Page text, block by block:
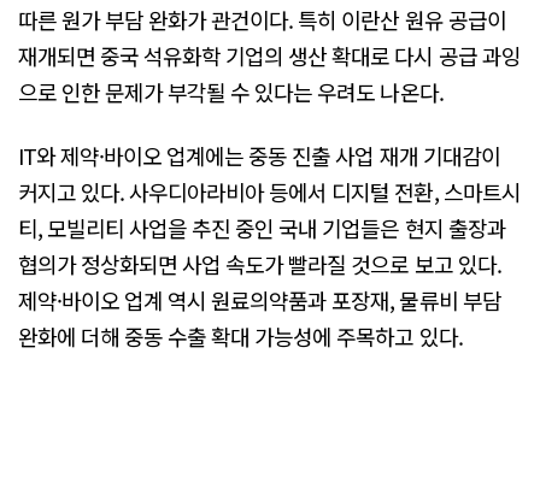
따른 원가 부담 완화가 관건이다. 특히 이란산 원유 공급이
재개되면 중국 석유화학 기업의 생산 확대로 다시 공급 과잉
으로 인한 문제가 부각될 수 있다는 우려도 나온다.
IT와 제약·바이오 업계에는 중동 진출 사업 재개 기대감이
커지고 있다. 사우디아라비아 등에서 디지털 전환, 스마트시
티, 모빌리티 사업을 추진 중인 국내 기업들은 현지 출장과
협의가 정상화되면 사업 속도가 빨라질 것으로 보고 있다.
제약·바이오 업계 역시 원료의약품과 포장재, 물류비 부담
완화에 더해 중동 수출 확대 가능성에 주목하고 있다.